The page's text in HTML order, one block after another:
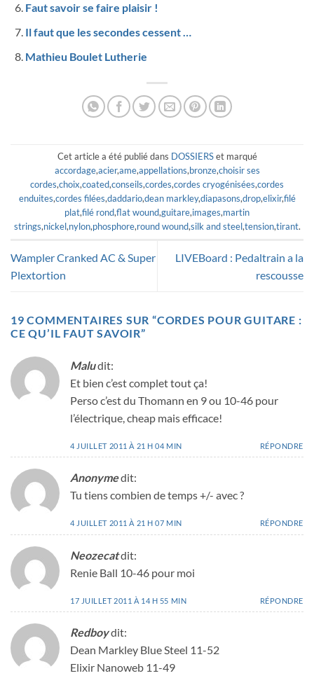
Faut savoir se faire plaisir !
Il faut que les secondes cessent …
Mathieu Boulet Lutherie
Cet article a été publié dans DOSSIERSet marqué
accordage,acier,ame,appellations,bronze,choisir ses
cordes,choix,coated,conseils,cordes,cordes cryogénisées,cordes
enduites,cordes filées,daddario,dean markley,diapasons,drop,elixir,filé
plat,filé rond,flat wound,guitare,images,martin
strings,nickel,nylon,phosphore,round wound,silk and steel,tension,tirant.
Wampler Cranked AC & Super
Plextortion
LIVEBoard : Pedaltrain a la
rescousse
19 COMMENTAIRES SUR “CORDES POUR GUITARE :
CE QU’IL FAUT SAVOIR”
Maludit:
Et bien c’est complet tout ça!
Perso c’est du Thomann en 9 ou 10-46 pour
l’électrique, cheap mais efficace!
4 JUILLET 2011 À 21 H 04 MIN RÉPONDRE
Anonymedit:
Tu tiens combien de temps +/- avec ?
4 JUILLET 2011 À 21 H 07 MIN RÉPONDRE
Neozecatdit:
Renie Ball 10-46 pour moi
17 JUILLET 2011 À 14 H 55 MIN RÉPONDRE
Redboydit:
Dean Markley Blue Steel 11-52
Elixir Nanoweb 11-49